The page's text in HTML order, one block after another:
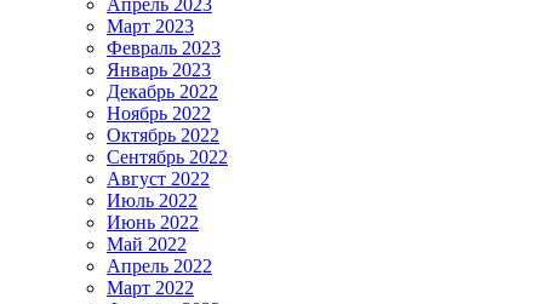
Апрель 2023
Март 2023
Февраль 2023
Январь 2023
Декабрь 2022
Ноябрь 2022
Октябрь 2022
Сентябрь 2022
Август 2022
Июль 2022
Июнь 2022
Май 2022
Апрель 2022
Март 2022